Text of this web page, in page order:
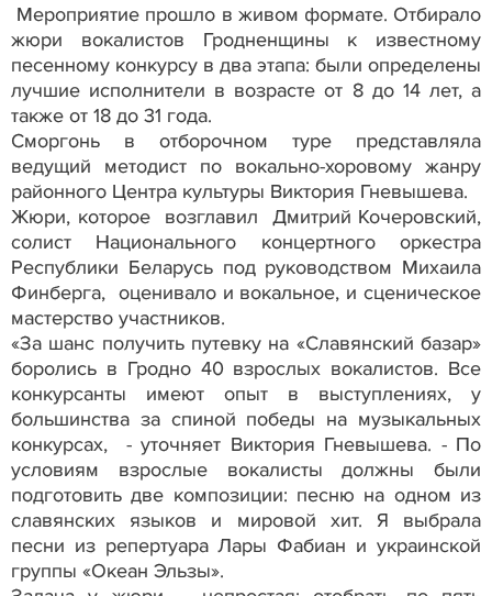
Мероприятие прошло в живом формате. Отбирало
жюри вокалистов Гродненщины к известному
песенному конкурсу в два этапа: были определены
лучшие исполнители в возрасте от 8 до 14 лет, а
также от 18 до 31 года.
Сморгонь в отборочном туре представляла
ведущий методист по вокально-хоровому жанру
районного Центра культуры Виктория Гневышева.
Жюри, которое возглавил Дмитрий Кочеровский,
солист Национального концертного оркестра
Республики Беларусь под руководством Михаила
Финберга, оценивало и вокальное, и сценическое
мастерство участников.
«За шанс получить путевку на «Славянский базар»
боролись в Гродно 40 взрослых вокалистов. Все
конкурсанты имеют опыт в выступлениях, у
большинства за спиной победы на музыкальных
конкурсах, - уточняет Виктория Гневышева. - По
условиям взрослые вокалисты должны были
подготовить две композиции: песню на одном из
славянских языков и мировой хит. Я выбрала
песни из репертуара Лары Фабиан и украинской
группы «Океан Эльзы».